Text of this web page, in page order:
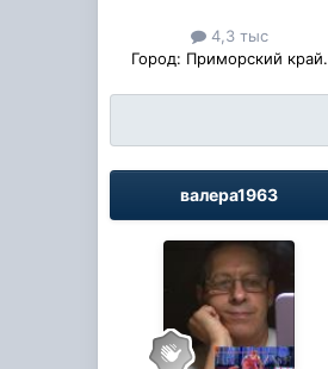
4,3 тыс
Город: Приморский край.
валера1963